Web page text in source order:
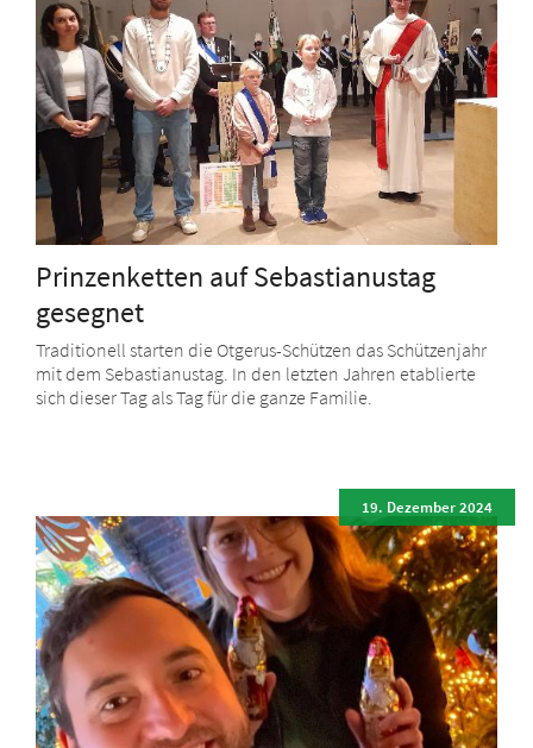
Prinzenketten auf Sebastianustag
gesegnet
Traditionell starten die Otgerus-Schützen das Schützenjahr
mit dem Sebastianustag. In den letzten Jahren etablierte
sich dieser Tag als Tag für die ganze Familie.
19. Dezember 2024